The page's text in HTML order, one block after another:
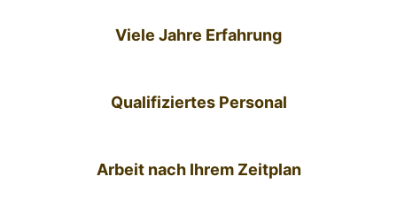
Viele Jahre Erfahrung
Qualifiziertes Personal
Arbeit nach Ihrem Zeitplan